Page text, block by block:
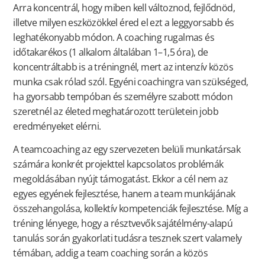
Arra koncentrál, hogy miben kell változnod, fejlődnöd,
illetve milyen eszközökkel éred el ezt a leggyorsabb és
leghatékonyabb módon. A coaching rugalmas és
időtakarékos (1 alkalom általában 1–1,5 óra), de
koncentráltabb is a tréningnél, mert az intenzív közös
munka csak rólad szól. Egyéni coachingra van szükséged,
ha gyorsabb tempóban és személyre szabott módon
szeretnél az életed meghatározott területein jobb
eredményeket elérni.
A teamcoaching az egy szervezeten belüli munkatársak
számára konkrét projekttel kapcsolatos problémák
megoldásában nyújt támogatást. Ekkor a cél nem az
egyes egyének fejlesztése, hanem a team munkájának
összehangolása, kollektív kompetenciák fejlesztése. Míg a
tréning lényege, hogy a résztvevők sajátélmény-alapú
tanulás során gyakorlati tudásra tesznek szert valamely
témában, addig a team coaching során a közös